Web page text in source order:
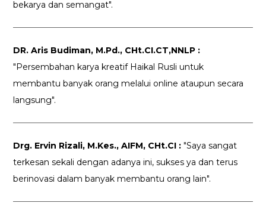
bekarya dan semangat".
DR. Aris Budiman, M.Pd., CHt.CI.CT,NNLP :
"Persembahan karya kreatif Haikal Rusli untuk
membantu banyak orang melalui online ataupun secara
langsung".
Drg. Ervin Rizali, M.Kes., AIFM, CHt.CI : "Saya sangat
terkesan sekali dengan adanya ini, sukses ya dan terus
berinovasi dalam banyak membantu orang lain".